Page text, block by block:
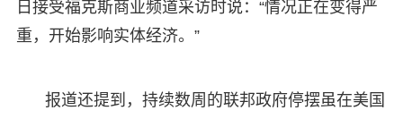
日接受福克斯商业频道采访时说：“情况正在变得严
重，开始影响实体经济。”
报道还提到，持续数周的联邦政府停摆虽在美国